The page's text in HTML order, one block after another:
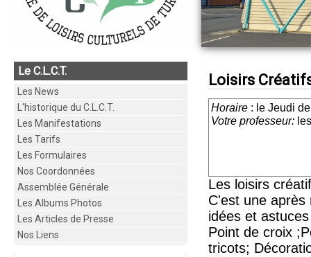
Le C.L.C.T.
Les News
L'historique du C.L.C.T.
Les Manifestations
Les Tarifs
Les Formulaires
Nos Coordonnées
Assemblée Générale
Les Albums Photos
Les Articles de Presse
Nos Liens
Loisirs
Horaire : le Jeudi
Votre professeur:
Les loisirs
C'est une après
idées et
Point de croix
tricots;